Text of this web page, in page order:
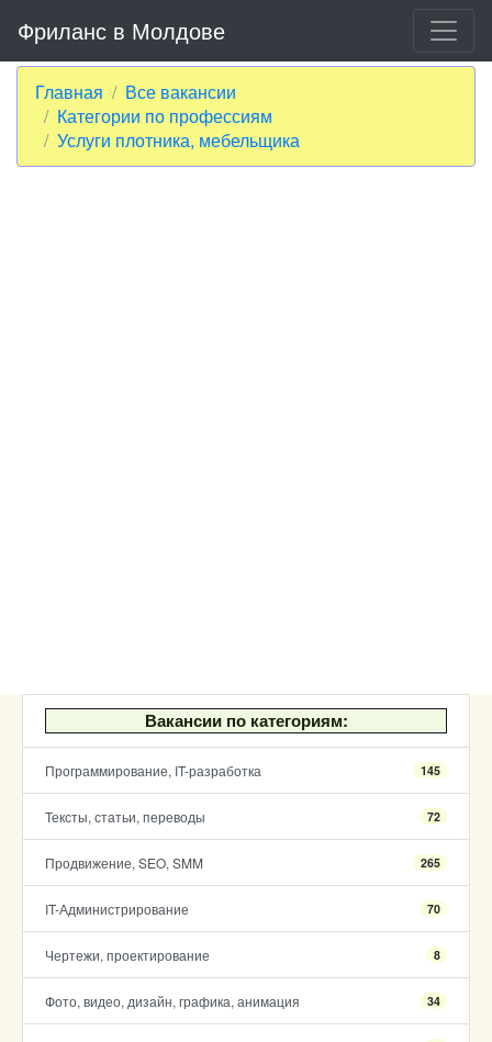
Фриланс в Молдове
Главная
Все вакансии
Категории по профессиям
Услуги плотника, мебельщика
Вакансии по категориям:
Программирование, IT-разработка 145
Тексты, статьи, переводы 72
Продвижение, SEO, SMM 265
IT-Администрирование 70
Чертежи, проектирование 8
Фото, видео, дизайн, графика, анимация 34